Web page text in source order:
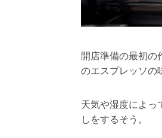
開店準備の最初の
のエスプレッソの
天気や湿度によっ
しをするそう。